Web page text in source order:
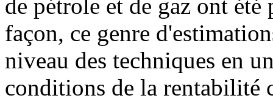
de pétrole et de gaz ont
façon, ce genre
niveau des techniques en
conditions de la rentabilité